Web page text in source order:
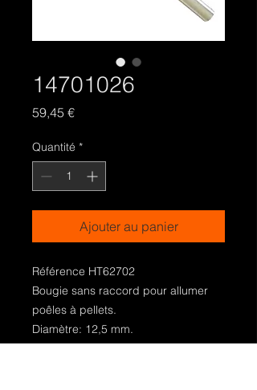
14701026
59,45 €Prix
Quantité *
Ajouter au panier
Référence HT62702
Bougie sans raccord pour allumer
poêles à pellets.
Diamètre: 12,5 mm.
Longueur totale: 150 mm.